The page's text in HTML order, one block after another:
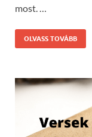
most. …
OLVASS TOVÁBB